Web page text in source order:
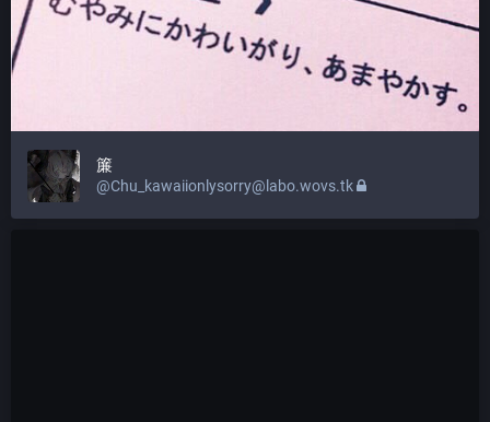
簾
@Chu_kawaiionlysorry@labo.wovs.tk